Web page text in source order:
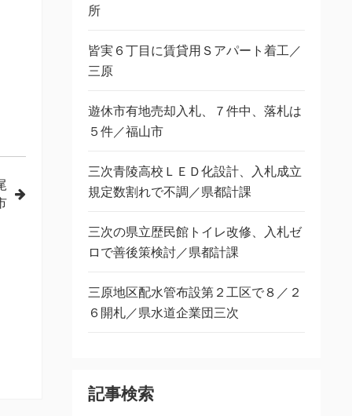
所
皆実６丁目に賃貸用Ｓアパート着工／
三原
遊休市有地売却入札、７件中、落札は
５件／福山市
三次青陵高校ＬＥＤ化設計、入札成立
規定数割れで不調／県都計課
三次の県立歴民館トイレ改修、入札ゼ
ロで善後策検討／県都計課
三原地区配水管布設第２工区で８／２
６開札／県水道企業団三次
記事検索